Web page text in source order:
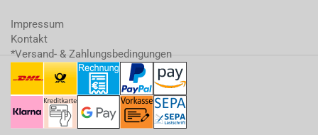
Impressum
Kontakt
*Versand- & Zahlungsbedingungen